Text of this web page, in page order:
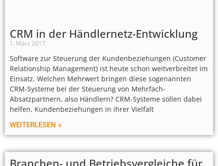
CRM in der Händlernetz-Entwicklung
1. März 2017
Software zur Steuerung der Kundenbeziehungen (Customer
Relationship Management) ist heute schon weitverbreitet im
Einsatz. Welchen Mehrwert bringen diese sogenannten
CRM-Systeme bei der Steuerung von Mehrfach-
Absatzpartnern, also Händlern? CRM-Systeme sollen dabei
helfen, Kundenbeziehungen in ihrer Vielfalt
WEITERLESEN »
Branchen- und Betriebsvergleiche für